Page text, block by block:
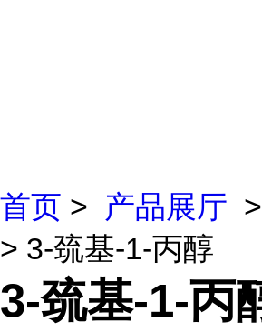
首页 > 产品展厅 >
> 3-巯基-1-丙醇
3-巯基-1-丙